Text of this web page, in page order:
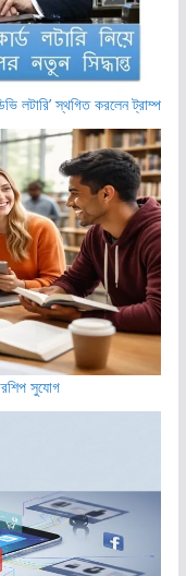
লটারি’ স্থগিত করলেন ট্রাম্প
সুযোগ